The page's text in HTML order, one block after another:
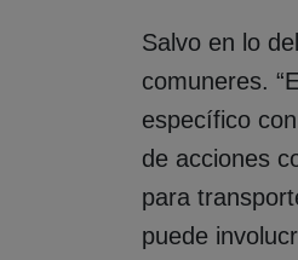
Salvo en lo
comuneres.
específico
de acciones
para
puede